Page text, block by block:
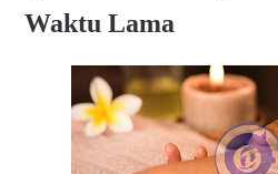
Waktu Lama